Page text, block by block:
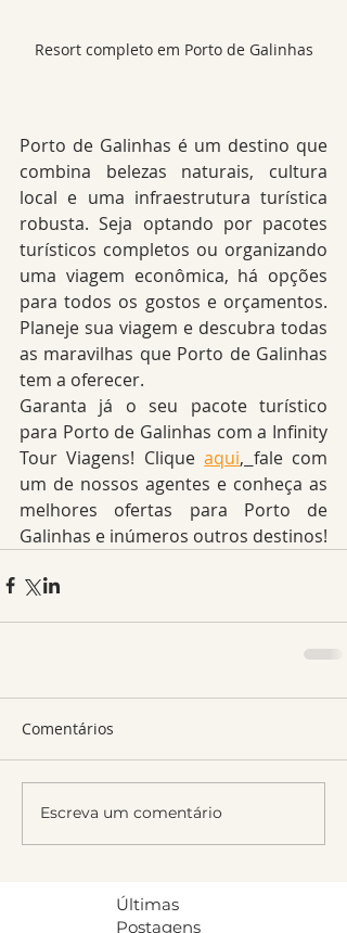
Resort completo em Porto de Galinhas
Porto de Galinhas é um destino que
combina belezas naturais, cultura
local e uma infraestrutura turística
robusta. Seja optando por pacotes
turísticos completos ou organizando
uma viagem econômica, há opções
para todos os gostos e orçamentos.
Planeje sua viagem e descubra todas
as maravilhas que Porto de Galinhas
tem a oferecer.
Garanta já o seu pacote turístico
para Porto de Galinhas com a Infinity
Tour Viagens! Clique aqui, fale com
um de nossos agentes e conheça as
melhores ofertas para Porto de
Galinhas e inúmeros outros destinos!
Comentários
Escreva um comentário
Últimas
Postagens